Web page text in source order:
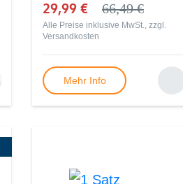
29,99 € 66,49 €
Alle Preise inklusive MwSt., zzgl.
Versandkosten
Mehr Info